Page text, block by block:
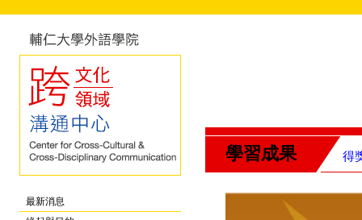
最新消息
學習成果 得